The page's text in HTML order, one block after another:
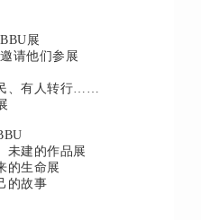
展
请他们参展
、有人转行……
未建的作品展
的生命展
的故事